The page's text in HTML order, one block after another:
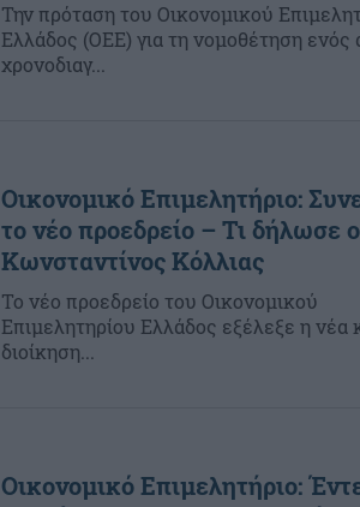
Την πρόταση του Οικονομικού
Ελλάδος (ΟΕΕ) για τη νομοθέτηση ενός
χρονοδιαγ...
Οικονομικό Επιμελητήριο:
το νέο προεδρείο – Τι δήλωσε ο
Κωνσταντίνος Κόλλιας
Το νέο προεδρείο του Οικονομικού
Επιμελητηρίου Ελλάδος εξέλεξε η νέα
διοίκηση...
Οικονομικό Επιμελητήριο: